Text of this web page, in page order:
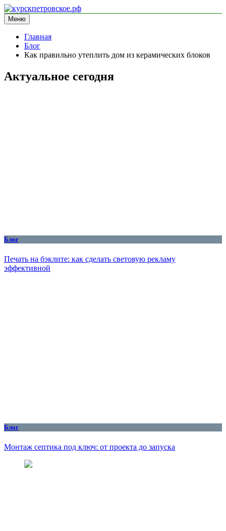
Перейти
к
содержимому
курскпетровское.рф
информационный сайт
Меню
Главная
Блог
Как правильно утеплить дом из керамических блоков
Актуальное сегодня
Блог
Печать на бэклите: как сделать световую рекламу
эффективной
Блог
Монтаж септика под ключ: от проекта до запуска